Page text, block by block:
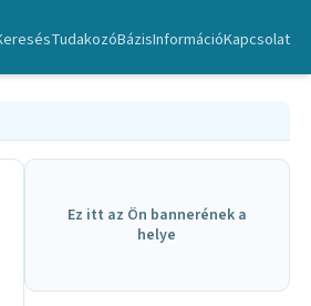
TudakozóBázisInformációKapcsolat
Ez itt az Ön bannerének a
helye